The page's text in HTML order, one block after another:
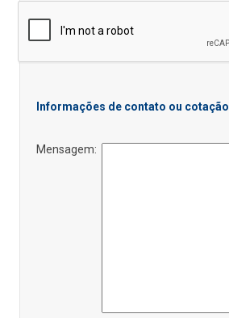
Informações de contato ou cotação
Mensagem: